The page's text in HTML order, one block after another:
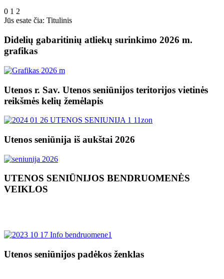
0 1 2
Jūs esate čia: Titulinis
Didelių gabaritinių atliekų surinkimo 2026 m.
grafikas
Utenos r. Sav. Utenos seniūnijos teritorijos vietinės
reikšmės kelių žemėlapis
Utenos seniūnija iš aukštai 2026
UTENOS SENIŪNIJOS BENDRUOMENĖS
VEIKLOS
Utenos seniūnijos padėkos ženklas